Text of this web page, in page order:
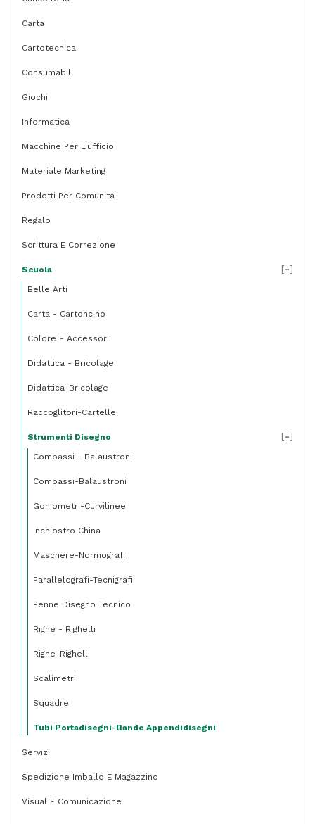
Carta
Cartotecnica
Consumabili
Giochi
Informatica
Macchine Per L'ufficio
Materiale Marketing
Prodotti Per Comunita'
Regalo
Scrittura E Correzione
Scuola
Belle Arti
Carta - Cartoncino
Colore E Accessori
Didattica - Bricolage
Didattica-Bricolage
Raccoglitori-Cartelle
Strumenti Disegno
Compassi - Balaustroni
Compassi-Balaustroni
Goniometri-Curvilinee
Inchiostro China
Maschere-Normografi
Parallelografi-Tecnigrafi
Penne Disegno Tecnico
Righe - Righelli
Righe-Righelli
Scalimetri
Squadre
Tubi Portadisegni-Bande Appendidisegni
[-]
[-]
Servizi
Spedizione Imballo E Magazzino
Visual E Comunicazione